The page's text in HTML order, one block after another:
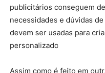
publicitários conseguem
necessidades e dúvidas
devem ser usadas para
personalizado
Assim como é feito em